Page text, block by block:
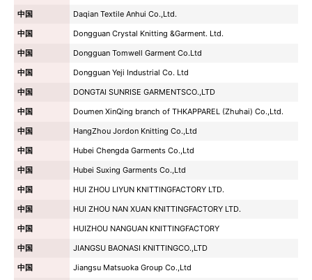
中国
Daqian Textile Anhui Co.,Ltd.
中国
Dongguan Crystal Knitting &Garment. Ltd.
中国
Dongguan Tomwell Garment Co.Ltd
中国
Dongguan Yeji Industrial Co. Ltd
中国
DONGTAI SUNRISE GARMENTSCO.,LTD
中国
Doumen XinQing branch of THKAPPAREL (Zhuhai) Co.,Ltd.
中国
HangZhou Jordon Knitting Co.,Ltd
中国
Hubei Chengda Garments Co.,Ltd
中国
Hubei Suxing Garments Co.,Ltd
中国
HUI ZHOU LIYUN KNITTINGFACTORY LTD.
中国
HUI ZHOU NAN XUAN KNITTINGFACTORY LTD.
中国
HUIZHOU NANGUAN KNITTINGFACTORY
中国
JIANGSU BAONASI KNITTINGCO.,LTD
中国
Jiangsu Matsuoka Group Co.,Ltd